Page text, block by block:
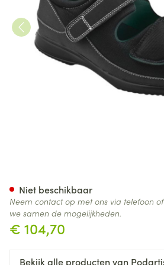
€ 104,70
Niet beschikbaar
Neem contact op met ons via telefoon
we samen de mogelijkheden.
Bekijk alle producten van